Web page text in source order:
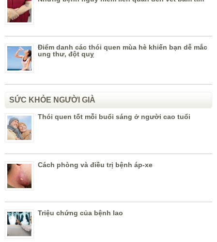
Điểm danh các thói quen mùa hè khiến bạn dễ mắc
ung thư, đột quỵ
SỨC KHỎE NGƯỜI GIÀ
Thói quen tốt mỗi buổi sáng ở người cao tuổi
Cách phòng và điều trị bệnh áp-xe
Triệu chứng của bệnh lao